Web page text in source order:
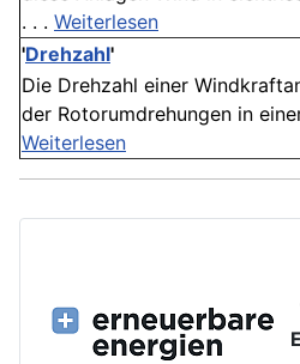
. . . Weiterlesen
'Drehzahl'
Die Drehzahl einer
der Rotorumdrehungen in
Weiterlesen